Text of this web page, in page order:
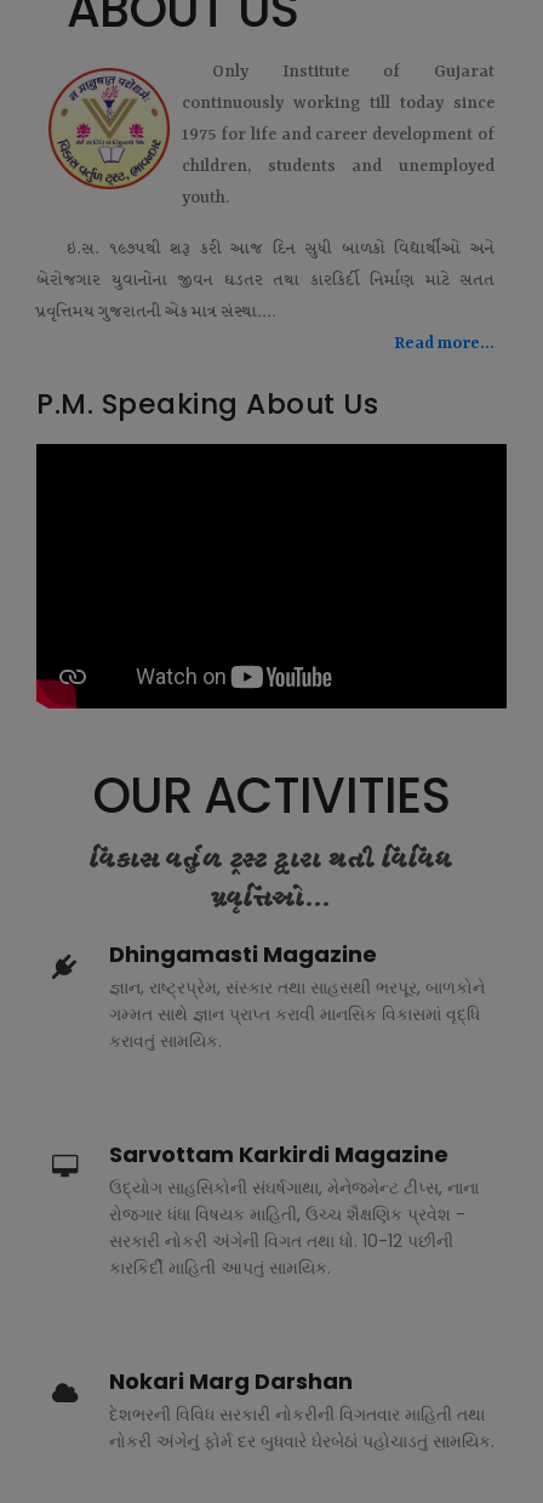
Only Institute of Gujarat
continuously working till today since
1975 for life and career development of
children, students and unemployed
youth.
ઇ.સ. ૧૯૭૫થી શરૂ કરી આજ દિન સુધી બાળકો વિદ્યાર્થીઓ અને
બેરોજગાર યુવાનોના જીવન ઘડતર તથા કારકિર્દી નિર્માણ માટે સતત
પ્રવૃત્તિમય ગુજરાતની એક માત્ર સંસ્થા....
Read more...
P.M. Speaking About Us
OUR ACTIVITIES
વિકાસ વર્તુળ ટ્રસ્ટ દ્વારા થતી વિવિધ
પ્રવૃત્તિઓ...
Dhingamasti Magazine
જ્ઞાન, રાષ્ટ્રપ્રેમ, સંસ્કાર તથા સાહસથી ભરપૂર, બાળકોને
ગમ્મત સાથે જ્ઞાન પ્રાપ્ત કરાવી માનસિક વિકાસમાં વૃદ્ધિ
કરાવતું સામયિક.
Sarvottam Karkirdi Magazine
ઉદ્યોગ સાહસિકોની સંઘર્ષગાથા, મેનેજમેન્ટ ટીપ્સ, નાના
રોજગાર ધંધા વિષયક માહિતી, ઉચ્ચ શૈક્ષણિક પ્રવેશ -
સરકારી નોકરી અંગેની વિગત તથા ધો. 10-12 પછીની
કારકિર્દી માહિતી આપતું સામયિક.
Nokari Marg Darshan
દેશભરની વિવિધ સરકારી નોકરીની વિગતવાર માહિતી તથા
નોકરી અંગેનું ફોર્મ દર બુધવારે ઘેરબેઠાં પહોચાડતું સામયિક.